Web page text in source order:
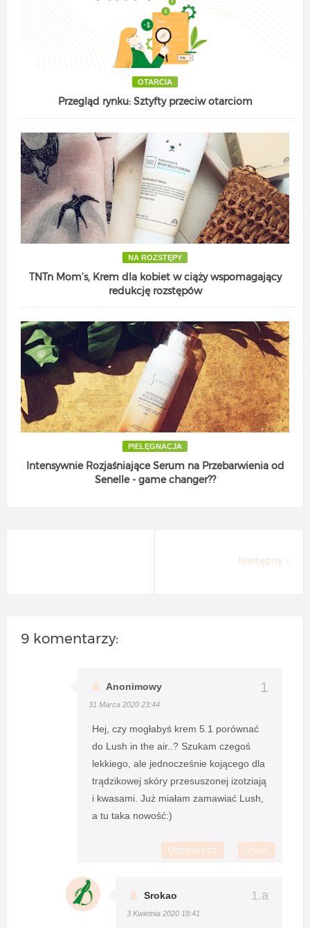
OTARCIA
Przegląd rynku: Sztyfty przeciw otarciom
NA ROZSTĘPY
TNTn Mom’s, Krem dla kobiet w ciąży wspomagający
redukcję rozstępów
PIELĘGNACJA
Intensywnie Rozjaśniające Serum na Przebarwienia od
Senelle - game changer??
Następny
9 komentarzy:
Anonimowy
31 Marca 2020 23:44
Hej, czy mogłabyś krem 5.1 porównać
do Lush in the air..? Szukam czegoś
lekkiego, ale jednocześnie kojącego dla
trądzikowej skóry przesuszonej izotziają
i kwasami. Już miałam zamawiać Lush,
a tu taka nowość:)
Odpowiedz Usuń
Srokao
3 Kwietnia 2020 18:41